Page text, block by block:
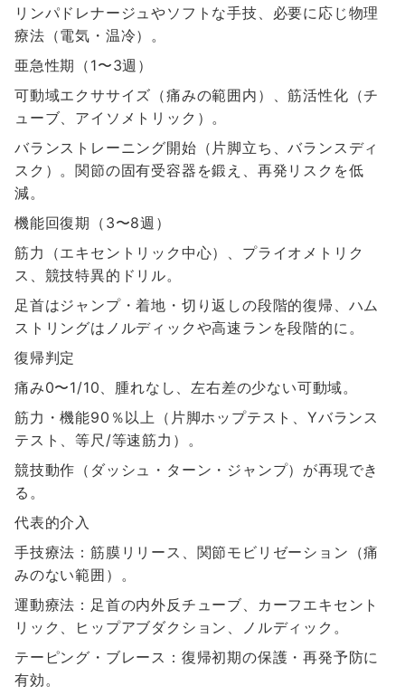
リンパドレナージュやソフトな手技、必要に応じ物理
療法（電気・温冷）。
亜急性期（1〜3週）
可動域エクササイズ（痛みの範囲内）、筋活性化（チ
ューブ、アイソメトリック）。
バランストレーニング開始（片脚立ち、バランスディ
スク）。関節の固有受容器を鍛え、再発リスクを低
減。
機能回復期（3〜8週）
筋力（エキセントリック中心）、プライオメトリク
ス、競技特異的ドリル。
足首はジャンプ・着地・切り返しの段階的復帰、ハム
ストリングはノルディックや高速ランを段階的に。
復帰判定
痛み0〜1/10、腫れなし、左右差の少ない可動域。
筋力・機能90％以上（片脚ホップテスト、Yバランス
テスト、等尺/等速筋力）。
競技動作（ダッシュ・ターン・ジャンプ）が再現でき
る。
代表的介入
手技療法：筋膜リリース、関節モビリゼーション（痛
みのない範囲）。
運動療法：足首の内外反チューブ、カーフエキセント
リック、ヒップアブダクション、ノルディック。
テーピング・ブレース：復帰初期の保護・再発予防に
有効。